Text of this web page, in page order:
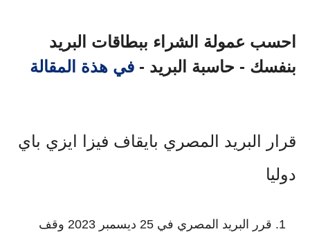
احسب عمولة الشراء ببطاقات البريد
بنفسك - حاسبة البريد - في هذة المقالة
دوليا